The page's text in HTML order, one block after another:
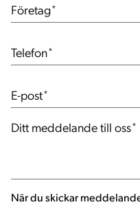
Företag*
Telefon*
E-post*
Ditt meddelande till oss*
När du skickar